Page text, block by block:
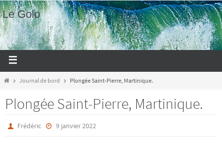
Le Golo
Journal de bord Plongée Saint-Pierre, Martinique.
Plongée Saint-Pierre, Martinique.
Frédéric 9 janvier 2022